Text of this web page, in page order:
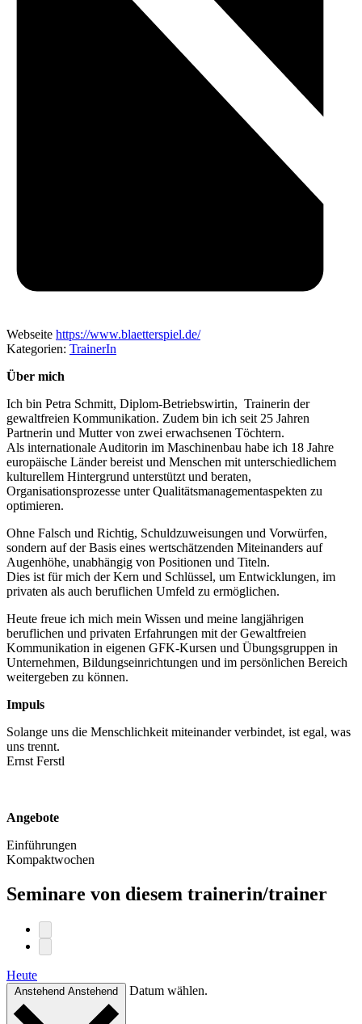
Webseite https://www.blaetterspiel.de/
Kategorien: TrainerIn
Über mich
Ich bin Petra Schmitt, Diplom-Betriebswirtin, Trainerin der
gewaltfreien Kommunikation. Zudem bin ich seit 25 Jahren
Partnerin und Mutter von zwei erwachsenen Töchtern.
Als internationale Auditorin im Maschinenbau habe ich 18 Jahre
europäische Länder bereist und Menschen mit unterschiedlichem
kulturellem Hintergrund unterstützt und beraten,
Organisationsprozesse unter Qualitätsmanagementaspekten zu
optimieren.
Ohne Falsch und Richtig, Schuldzuweisungen und Vorwürfen,
sondern auf der Basis eines wertschätzenden Miteinanders auf
Augenhöhe, unabhängig von Positionen und Titeln.
Dies ist für mich der Kern und Schlüssel, um Entwicklungen, im
privaten als auch beruflichen Umfeld zu ermöglichen.
Heute freue ich mich mein Wissen und meine langjährigen
beruflichen und privaten Erfahrungen mit der Gewaltfreien
Kommunikation in eigenen GFK-Kursen und Übungsgruppen in
Unternehmen, Bildungseinrichtungen und im persönlichen Bereich
weitergeben zu können.
Impuls
Solange uns die Menschlichkeit miteinander verbindet, ist egal, was
uns trennt.
Ernst Ferstl
Angebote
Einführungen
Kompaktwochen
Seminare von diesem trainerin/trainer
Heute
Anstehend Anstehend Datum wählen.